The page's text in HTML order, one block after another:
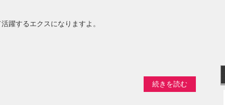
躍するエクスになりますよ。
続きを読む